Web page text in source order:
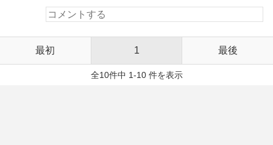
最初 1 最後
全10件中 1-10 件を表示